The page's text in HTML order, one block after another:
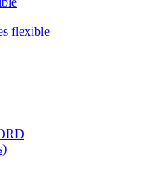
flexible